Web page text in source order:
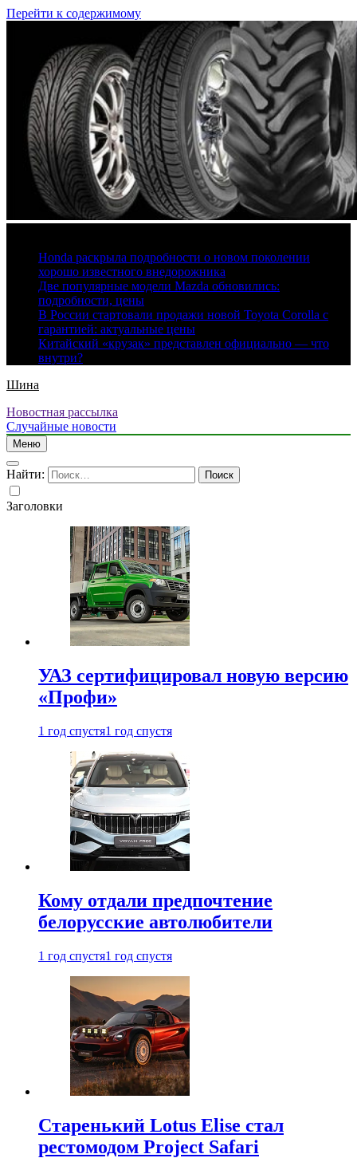
Перейти к содержимому
Honda раскрыла подробности о новом поколении
хорошо известного внедорожника
Две популярные модели Mazda обновились:
подробности, цены
В России стартовали продажи новой Toyota Corolla с
гарантией: актуальные цены
Китайский «крузак» представлен официально — что
внутри?
Шина
Новостная рассылка
Случайные новости
Меню
Найти:
Заголовки
УАЗ сертифицировал новую версию
«Профи»
1 год спустя1 год спустя
Кому отдали предпочтение
белорусские автолюбители
1 год спустя1 год спустя
Старенький Lotus Elise стал
рестомодом Project Safari